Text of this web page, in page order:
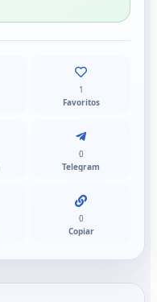
1
Favoritos
0
Telegram
0
Copiar